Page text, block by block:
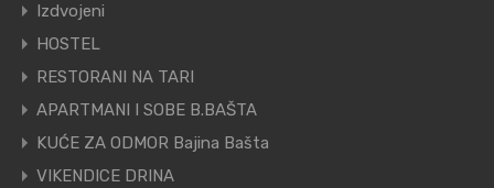
Izdvojeni
HOSTEL
RESTORANI NA TARI
APARTMANI I SOBE B.BAŠTA
KUĆE ZA ODMOR Bajina Bašta
VIKENDICE DRINA